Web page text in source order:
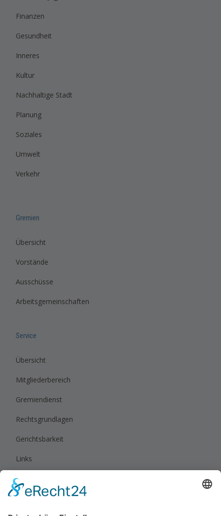
Finanzen
Gesundheit
Inneres
Kultur
Nachhaltige Stadt
Planung
Soziales
Umwelt
Verkehr
Gremien
Übersicht
Vorstände
Ausschüsse
Arbeitsgemeinschaften
Service
Übersicht
Mitgliederbereich
Gremiendienst
Rechtsgrundlagen
Gerichtsbarkeit
Links